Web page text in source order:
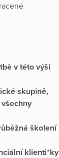
v této výši
skupině,
školení
klienti*ky